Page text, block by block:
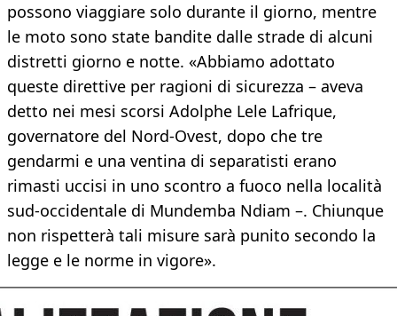
possono viaggiare solo durante il giorno, mentre
le moto sono state bandite dalle strade di alcuni
distretti giorno e notte. «Abbiamo adottato
queste direttive per ragioni di sicurezza – aveva
detto nei mesi scorsi Adolphe Lele Lafrique,
governatore del Nord-Ovest, dopo che tre
gendarmi e una ventina di separatisti erano
rimasti uccisi in uno scontro a fuoco nella località
sud-occidentale di Mundemba Ndiam –. Chiunque
non rispetterà tali misure sarà punito secondo la
legge e le norme in vigore».